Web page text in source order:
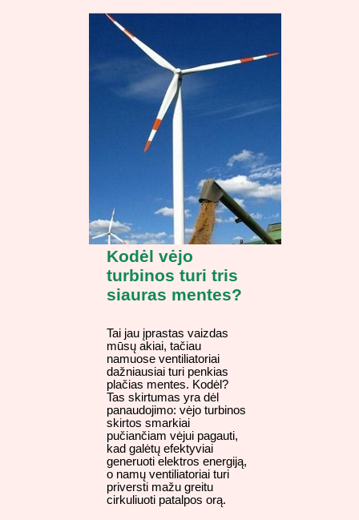
Kodėl vėjo
turbinos turi tris
siauras mentes?
Tai jau įprastas vaizdas
mūsų akiai, tačiau
namuose ventiliatoriai
dažniausiai turi penkias
plačias mentes. Kodėl?
Tas skirtumas yra dėl
panaudojimo: vėjo turbinos
skirtos smarkiai
pučiančiam vėjui pagauti,
kad galėtų efektyviai
generuoti elektros energiją,
o namų ventiliatoriai turi
priversti mažu greitu
cirkuliuoti patalpos orą.